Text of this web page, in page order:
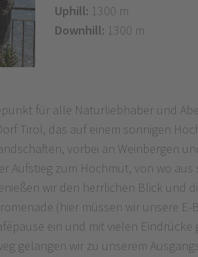
Uphill: 1300 m
Downhill: 1300 m
für alle Naturliebhaber und
Tirol, das auf einem sonnigen
vorbei an Weinbergen
zum Hochmut, von wo
wir den herrlichen Blick und
(hier müssen wir unsere E-
ein und mit vielen
gelangen wir zu unserem